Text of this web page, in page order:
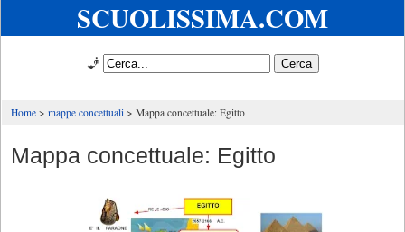
SCUOLISSIMA.COM
🧞
Home mappe concettuali Mappa concettuale: Egitto
Mappa concettuale: Egitto